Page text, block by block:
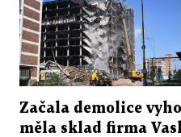
Začala demolice
měla sklad firma